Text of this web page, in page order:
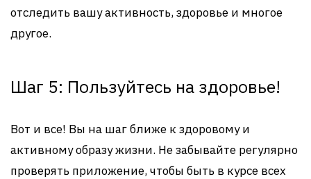
отследить вашу активность, здоровье и многое
другое.
Шаг 5: Пользуйтесь на здоровье!
Вот и все! Вы на шаг ближе к здоровому и
активному образу жизни. Не забывайте регулярно
проверять приложение, чтобы быть в курсе всех